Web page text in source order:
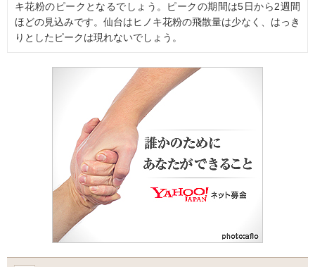
キ花粉のピークとなるでしょう。ピークの期間は5日から2週間
ほどの見込みです。仙台はヒノキ花粉の飛散量は少なく、はっき
りとしたピークは現れないでしょう。